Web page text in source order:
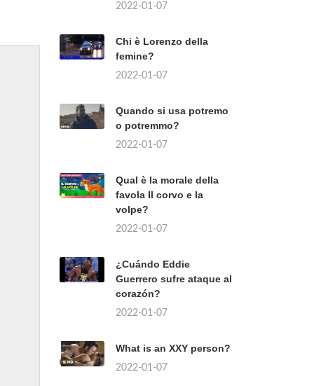
2022-01-07
Chi è Lorenzo della
femine?
2022-01-07
Quando si usa potremo
o potremmo?
2022-01-07
Qual è la morale della
favola Il corvo e la
volpe?
2022-01-07
¿Cuándo Eddie
Guerrero sufre ataque al
corazón?
2022-01-07
What is an XXY person?
2022-01-07